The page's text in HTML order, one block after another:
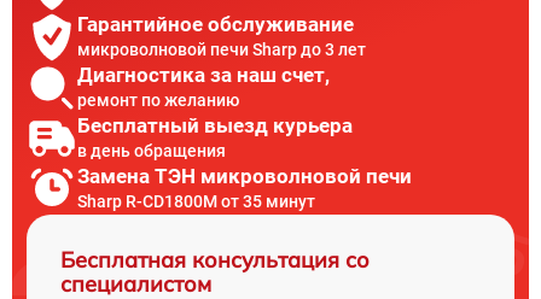
Гарантийное обслуживание
микроволновой печи Sharp до 3 лет
Диагностика за наш счет,
ремонт по желанию
Бесплатный выезд курьера
в день обращения
Замена ТЭН микроволновой печи
Sharp R-CD1800M от 35 минут
Бесплатная консультация со
специалистом